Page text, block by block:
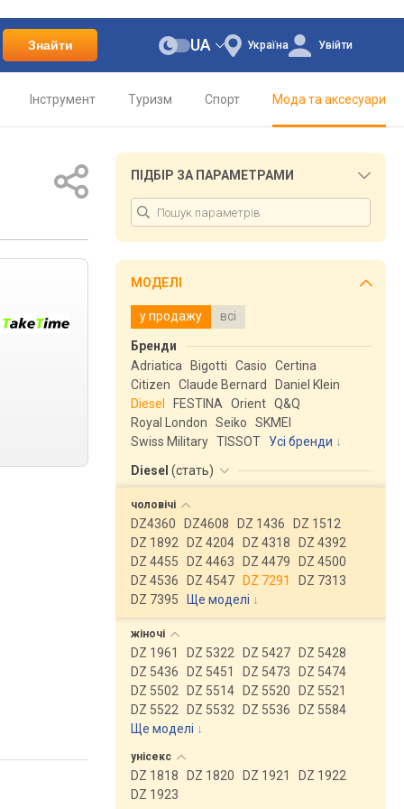
Знайти Україна
UA Увійти
Інструмент Туризм Спорт Мода та аксесуари
ПІДБІР ЗА ПАРАМЕТРАМИ
МОДЕЛІ
у продажу всі
Бренди
Adriatica
Bigotti Casio
Certina
Citizen
Claude Bernard
Daniel Klein
Diesel
FESTINA Orient Q&Q
Royal London
Seiko
SKMEI
Swiss Military TISSOT
Усі бренди
Diesel (стать)
чоловічі
DZ4360 DZ4608 DZ 1436
DZ 1512
DZ 1892
DZ 4204 DZ 4318
DZ 4392
DZ 4455
DZ 4463 DZ 4479
DZ 4500
DZ 4536
DZ 4547 DZ 7291
DZ 7313
DZ 7395
Ще моделі ↓
жіночі
DZ 1961 DZ 5322 DZ 5427
DZ 5428
DZ 5436
DZ 5451 DZ 5473
DZ 5474
DZ 5502
DZ 5514 DZ 5520
DZ 5521
DZ 5522
DZ 5532 DZ 5536
DZ 5584
Ще моделі ↓
унісекс
DZ 1818 DZ 1820 DZ 1921
DZ 1922
DZ 1923